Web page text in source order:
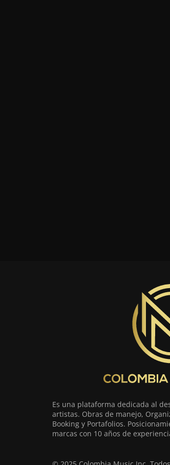
Es una plataforma dedicada al
artistas. Obras de manejo,
Booking y Portafolios.
marcas con 10 años de